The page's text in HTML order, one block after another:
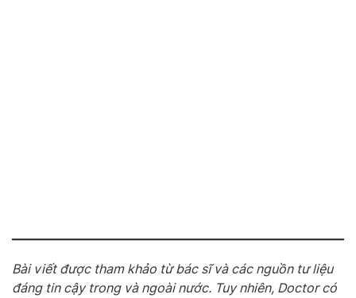
Bài viết được tham khảo từ bác sĩ và các nguồn tư liệu
đáng tin cậy trong và ngoài nước. Tuy nhiên, Doctor có